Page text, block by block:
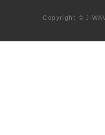
Copyright © J-